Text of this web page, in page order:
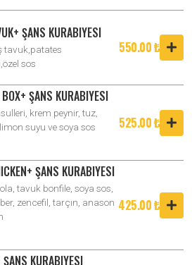
ŞANS KURABIYESI
tavuk,patates
sos
550.00 ₺
ŞANS KURABIYESI
krem peynir, tuz,
suyu ve soya sos
525.00 ₺
ŞANS KURABIYESI
tavuk bonfile, soya sos,
zencefil, tarçın, anason 425.00 ₺
ŞANS KURABIYESI